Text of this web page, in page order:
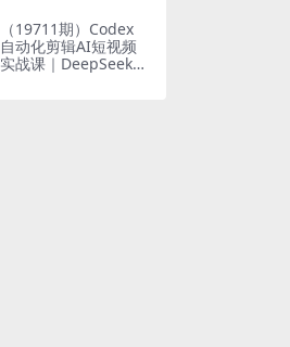
（19711期）Codex
自动化剪辑AI短视频
实战课｜DeepSeek